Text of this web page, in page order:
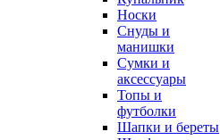
Носки
Снуды и
манишки
Сумки и
аксессуары
Топы и
футболки
Шапки и береты